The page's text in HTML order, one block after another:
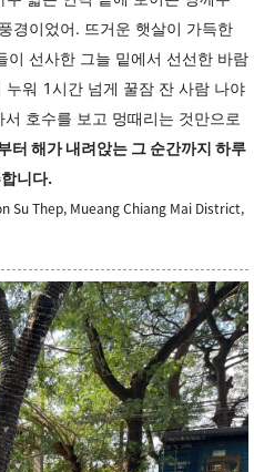
경이었어. 뜨거운 햇살이 가득한
이 선사한 그늘 밑에서 선선한 바람
워 1시간 넘게 꿀잠 잔 사람 나야
호수를 보고 멍때리는 것만으로
터 해가 내려앉는 그 순간까지 하루
니다.
Su Thep, Mueang Chiang Mai District,